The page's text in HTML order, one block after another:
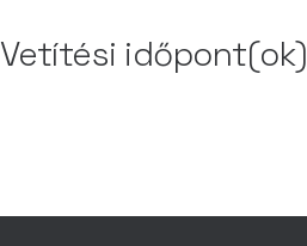
Vetítési időpont(ok)